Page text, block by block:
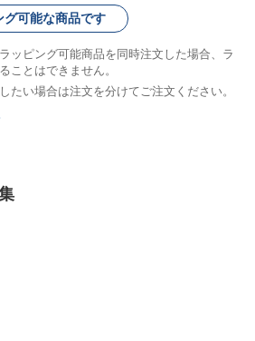
グ可能な商品です
ッピング可能商品を同時注文した場合、ラ
ことはできません。
たい場合は注文を分けてご注文ください。